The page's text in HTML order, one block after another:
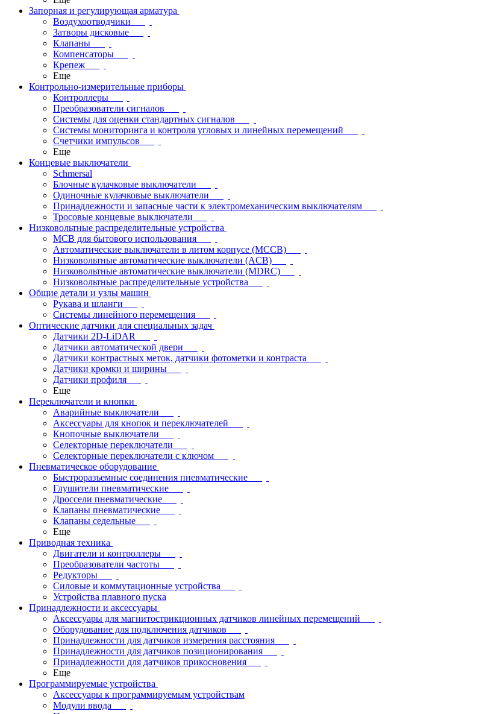
Запорная и регулирующая арматура
Воздухоотводчики
Затворы дисковые
Клапаны
Компенсаторы
Крепеж
Еще
Контрольно-измерительные приборы
Контроллеры
Преобразователи сигналов
Системы для оценки стандартных сигналов
Системы мониторинга и контроля угловых и линейных перемещений
Счетчики импульсов
Еще
Концевые выключатели
Schmersal
Блочные кулачковые выключатели
Одиночные кулачковые выключатели
Принадлежности и запасные части к электромеханическим выключателям
Тросовые концевые выключатели
Низковольтные распределительные устройства
MCB для бытового использования
Автоматические выключатели в литом корпусе (MCCB)
Низковольтные автоматические выключатели (ACB)
Низковольтные автоматические выключатели (MDRC)
Низковольтные распределительные устройства
Общие детали и узлы машин
Рукава и шланги
Системы линейного перемещения
Оптические датчики для специальных задач
Датчики 2D-LiDAR
Датчики автоматической двери
Датчики контрастных меток, датчики фотометки и контраста
Датчики кромки и ширины
Датчики профиля
Еще
Переключатели и кнопки
Аварийные выключатели
Аксессуары для кнопок и переключателей
Кнопочные выключатели
Селекторные переключатели
Селекторные переключатели с ключом
Пневматическое оборудование
Быстроразъемные соединения пневматические
Глушители пневматические
Дроссели пневматические
Клапаны пневматические
Клапаны седельные
Еще
Приводная техника
Двигатели и контроллеры
Преобразователи частоты
Редукторы
Силовые и коммутационные устройства
Устройства плавного пуска
Принадлежности и аксессуары
Аксессуары для магнитострикционных датчиков линейных перемещений
Оборудование для подключения датчиков
Принадлежности для датчиков измерения расстояния
Принадлежности для датчиков позиционирования
Принадлежности для датчиков прикосновения
Еще
Программируемые устройства
Аксессуары к программируемым устройствам
Модули ввода